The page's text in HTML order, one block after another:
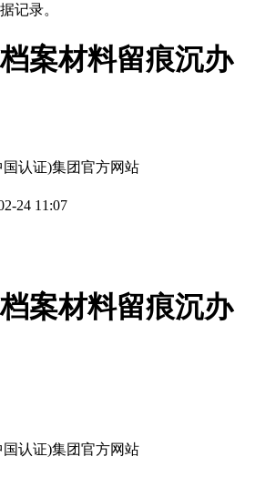
记录。
案材料留痕沉办
国认证)集团官方网站
24 11:07
案材料留痕沉办
国认证)集团官方网站